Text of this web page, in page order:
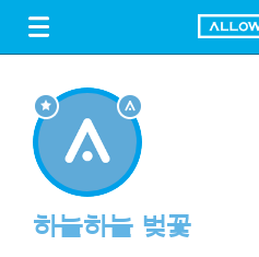
FREE DOWNLOAD
하늘하늘 벚꽃